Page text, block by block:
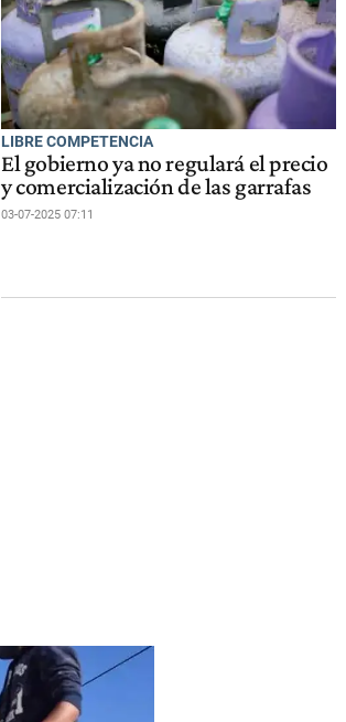
LIBRE COMPETENCIA
El gobierno ya no regulará el precio
y comercialización de las garrafas
03-07-2025 07:11